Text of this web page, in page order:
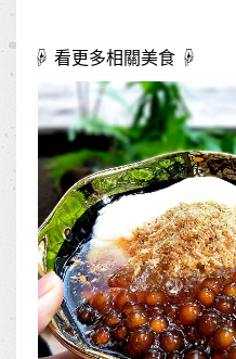
☟ 看更多相關美食 ☟